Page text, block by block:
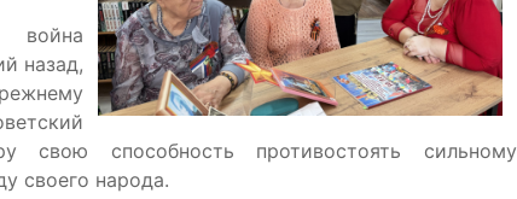
война
назад,
свою способность противостоять сильному
своего народа.